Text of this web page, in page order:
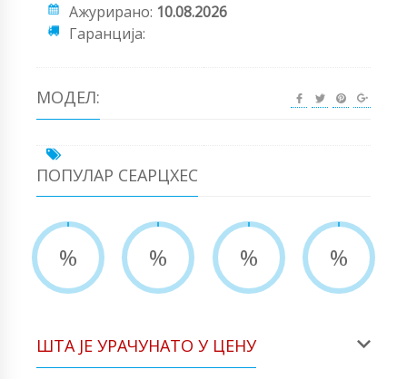
Ажурирано: 10.08.2026
Гаранција:
МОДЕЛ:
ПОПУЛАР СЕАРЦХЕС
% % % %
ШТА ЈЕ УРАЧУНАТО У ЦЕНУ